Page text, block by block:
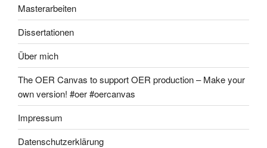
Masterarbeiten
Dissertationen
Über mich
The OER Canvas to support OER production – Make your
own version! #oer #oercanvas
Impressum
Datenschutzerklärung